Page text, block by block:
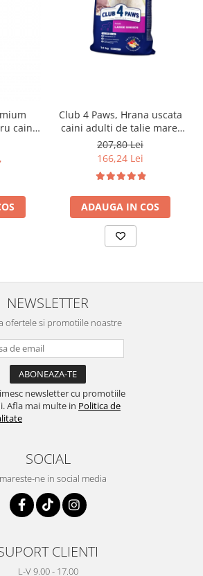
caini
Club 4 Paws, Hrana uscata
caini adulti de talie mare,
pui, 14kg
207,80 Lei
166,24 Lei
ADAUGA IN COS
NEWSLETTER
ofertele si promotiile noastre
newsletter cu promotiile
Afla mai multe in Politica de
SOCIAL
ne in social media
CLIENTI
L-V 9.00 - 17.00